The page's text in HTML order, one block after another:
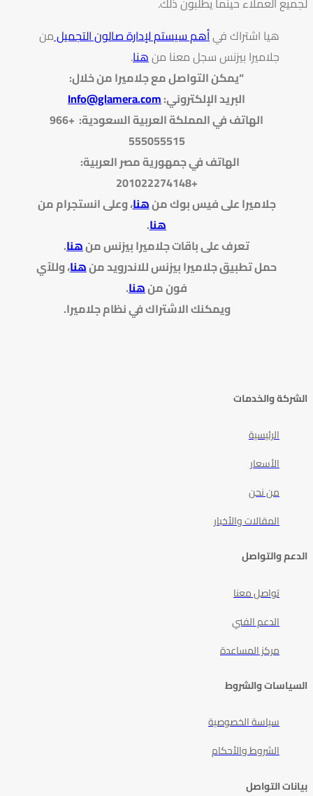
هيا اشتراك فيأهم سيستم لإدارة صالون التجميلمن
جلاميرا بيزنس سجل معنا منهنا.
“يمكن التواصل مع جلاميرا من خلال:
البريد الإلكتروني:
Info@glamera.com
الهاتف في المملكة العربية السعودية: +966
555055515
الهاتف في جمهورية مصر العربية:
+201022274148
جلاميرا على فيس بوك منهنا، وعلى انستجرام من
هنا.
تعرف على باقات جلاميرا بيزنس منهنا.
حمل تطبيق جلاميرا بيزنس للاندرويد منهنا، وللآي
فون منهنا.
ويمكنك الاشتراك في نظام جلاميرا.
الشركة والخدمات
الرئيسية
الأسعار
من نحن
المقالات والأخبار
الدعم والتواصل
تواصل معنا
الدعم الفني
مركز المساعدة
السياسات والشروط
سياسة الخصوصية
الشروط والأحكام
بيانات التواصل